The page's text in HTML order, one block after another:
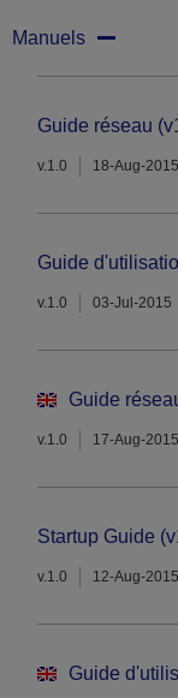
Manuels
Guide réseau
v.1.0 18-Aug-2015
Guide
v.1.0 03-Jul-2015
Guide
v.1.0 17-Aug-2015
Startup Guide
v.1.0 12-Aug-2015
Guide